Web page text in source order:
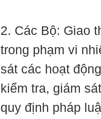
2. Các Bộ: Giao
trong phạm vi
sát các hoạt
kiểm tra, giám
quy định pháp